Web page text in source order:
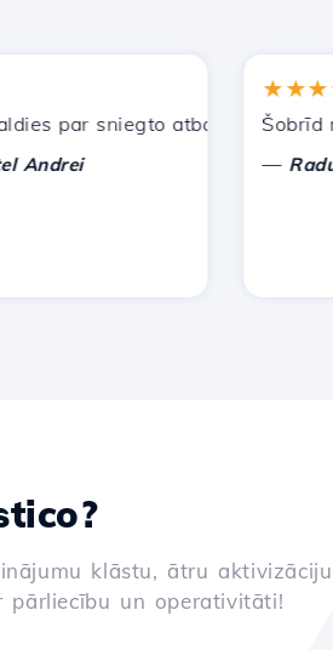
ieteicis jūs citiem paziņām.
par sniegto atbalstu!
★★★★★
Šobrīd
Radu
klāstu, ātru
un operativitāti!